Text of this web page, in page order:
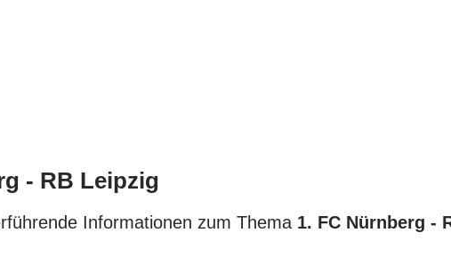
- RB Leipzig
Informationen zum Thema 1. FC Nürnberg -